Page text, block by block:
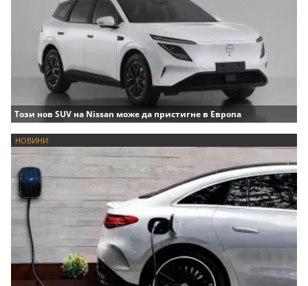
Този нов SUV на Nissan може да пристигне в Европа
НОВИНИ